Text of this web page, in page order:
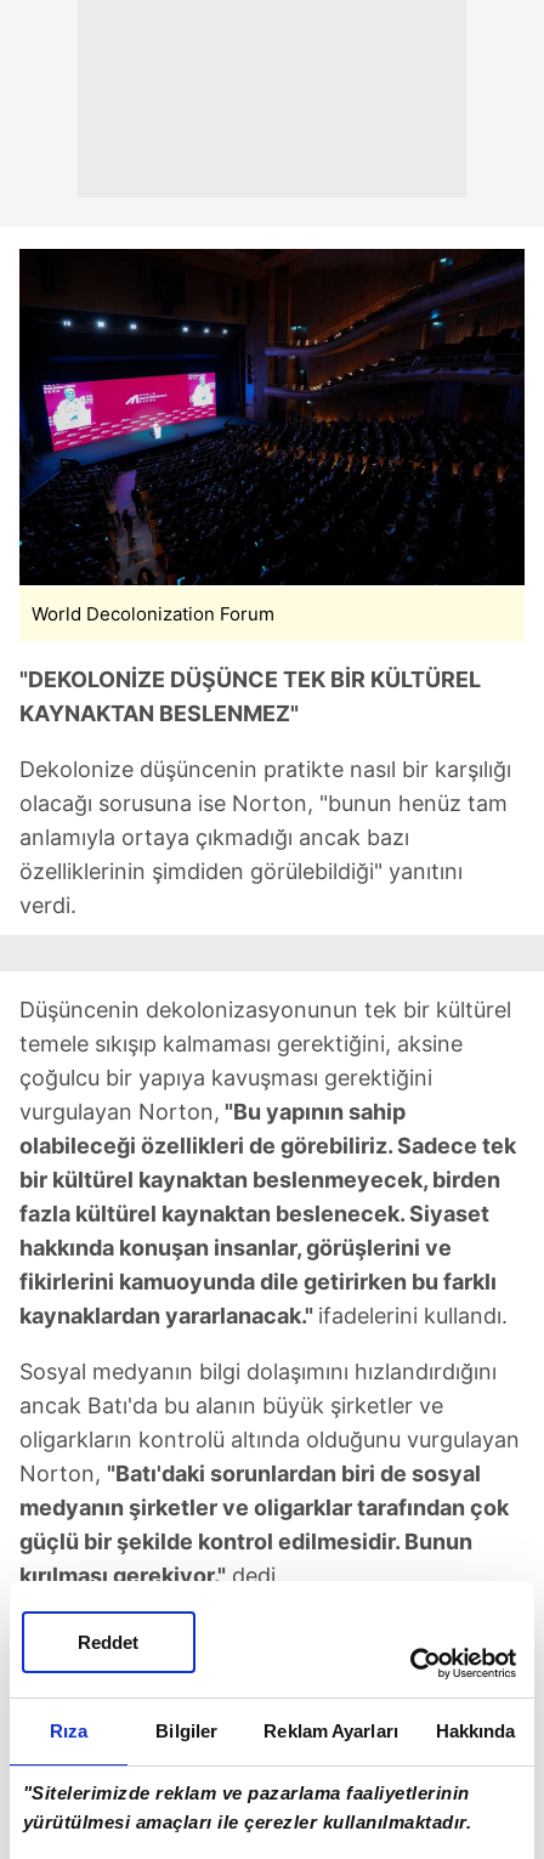
Rıza Bilgiler Reklam Ayarları Hakkında
"Sitelerimizde reklam ve pazarlama faaliyetlerinin
yürütülmesi amaçları ile çerezler kullanılmaktadır.
Reddet
World Decolonization Forum
"DEKOLONİZE DÜŞÜNCE TEK BİR KÜLTÜREL
KAYNAKTAN BESLENMEZ"
Dekolonize düşüncenin pratikte nasıl bir karşılığı
olacağı sorusuna ise Norton, "bunun henüz tam
anlamıyla ortaya çıkmadığı ancak bazı
özelliklerinin şimdiden görülebildiği" yanıtını
verdi.
Düşüncenin dekolonizasyonunun tek bir kültürel
temele sıkışıp kalmaması gerektiğini, aksine
çoğulcu bir yapıya kavuşması gerektiğini
vurgulayan Norton, "Bu yapının sahip
olabileceği özellikleri de görebiliriz. Sadece tek
bir kültürel kaynaktan beslenmeyecek, birden
fazla kültürel kaynaktan beslenecek. Siyaset
hakkında konuşan insanlar, görüşlerini ve
fikirlerini kamuoyunda dile getirirken bu farklı
kaynaklardan yararlanacak." ifadelerini kullandı.
Sosyal medyanın bilgi dolaşımını hızlandırdığını
ancak Batı'da bu alanın büyük şirketler ve
oligarkların kontrolü altında olduğunu vurgulayan
Norton, "Batı'daki sorunlardan biri de sosyal
medyanın şirketler ve oligarklar tarafından çok
güçlü bir şekilde kontrol edilmesidir. Bunun
kırılması gerekiyor." dedi.
İstanbul
'un küresel bilgi üretim merkezlerinden
biri haline gelebileceğine işaret eden Norton,
Filistin basınının da bu konuda dikkat çekici bir
örnek sunduğunu belirtti.
Norton,"Filistin basını iki şeyle dikkati çekiyor;
biri olağanüstü cesaretleri, diğeri ise haberi